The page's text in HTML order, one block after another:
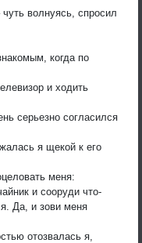
волнуясь, спросил
когда по
и ходить
серьезно согласился
я щекой к его
меня:
и сооруди что-
Да, и зови меня
отозвалась я,